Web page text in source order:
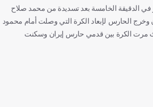
الدقيقة الخامسة بعد تسديدة من محمد صلاح
الحارس لإبعاد الكرة التي وصلت أمام محمود
مرت الكرة بين قدمي حارس إيران وسكنت